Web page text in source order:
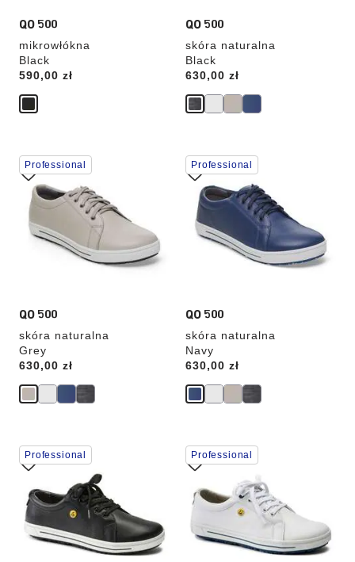
QO 500
mikrowłókna
Black
Price:
590,00 zł
QO 500
skóra naturalna
Black
Price:
630,00 zł
QO 500
skóra naturalna
Grey
Price:
630,00 zł
Wybranie
koloru
spowoduje
zmianę
zdjęcia
produktu
Professional
QO 500
skóra naturalna
Navy
Price:
630,00 zł
Wybranie
koloru
spowoduje
zmianę
zdjęcia
produktu
Professional
Wybranie
koloru
spowoduje
zmianę
zdjęcia
produktu
Professional
Wybranie
koloru
spowoduje
zmianę
zdjęcia
produktu
Professional